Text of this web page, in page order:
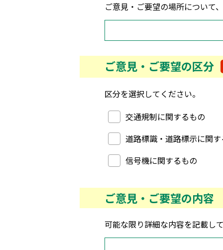
ご意見・ご要望の場所について
ご意見・ご要望の区分
区分を選択してください。
ご意見・ご要望の区分
交通規制に関するもの
道路標識・道路標示に関
信号機に関するもの
ご意見・ご要望の内容
可能な限り詳細な内容を記載し